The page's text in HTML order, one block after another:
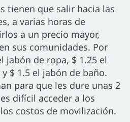
tienen que salir hacia las
a varias horas de
a un precio mayor,
sus comunidades. Por
jabón de ropa, $ 1.25 el
$ 1.5 el jabón de baño.
para que les dure unas 2
difícil acceder a los
costos de movilización.